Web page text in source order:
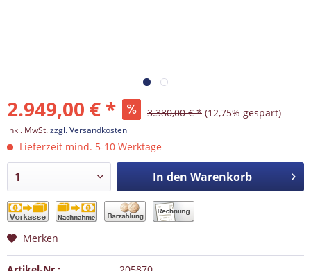
2.949,00 € * 3.380,00 € * (12,75% gespart)
inkl. MwSt.zzgl. Versandkosten
Lieferzeit mind. 5-10 Werktage
In den Warenkorb
Merken